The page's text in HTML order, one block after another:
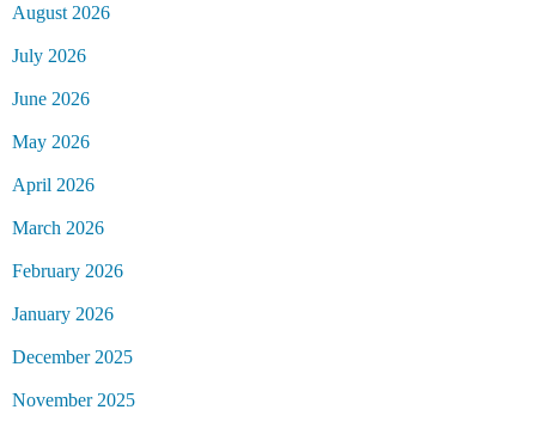
August 2026
July 2026
June 2026
May 2026
April 2026
March 2026
February 2026
January 2026
December 2025
November 2025